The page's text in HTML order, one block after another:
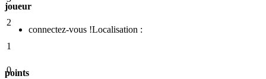
2
1
0
joueur
connectez-vous !Localisation :
points